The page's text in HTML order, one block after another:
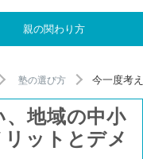
親の関わり方
塾の選び方 今一度考
地域の中小
ットとデメ